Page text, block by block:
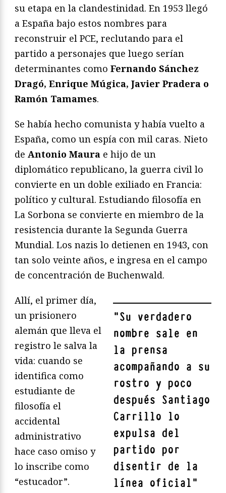
su etapa en la clandestinidad. En 1953 llegó
a España bajo estos nombres para
reconstruir el PCE, reclutando para el
partido a personajes que luego serían
determinantes como Fernando Sánchez
Dragó, Enrique Múgica, Javier Pradera o
Ramón Tamames.
Se había hecho comunista y había vuelto a
España, como un espía con mil caras. Nieto
de Antonio Maura e hijo de un
diplomático republicano, la guerra civil lo
convierte en un doble exiliado en Francia:
político y cultural. Estudiando filosofía en
La Sorbona se convierte en miembro de la
resistencia durante la Segunda Guerra
Mundial. Los nazis lo detienen en 1943, con
tan solo veinte años, e ingresa en el campo
de concentración de Buchenwald.
"Su verdadero
nombre sale en
la prensa
acompañando a su
rostro y poco
después Santiago
Carrillo lo
expulsa del
partido por
disentir de la
línea oficial"
Allí, el primer día,
un prisionero
alemán que lleva el
registro le salva la
vida: cuando se
identifica como
estudiante de
filosofía el
accidental
administrativo
hace caso omiso y
lo inscribe como
“estucador”.